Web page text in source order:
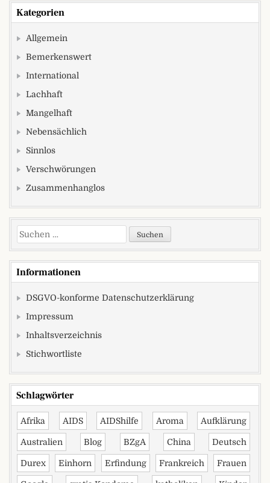
Kategorien
Allgemein
Bemerkenswert
International
Lachhaft
Mangelhaft
Nebensächlich
Sinnlos
Verschwörungen
Zusammenhanglos
Suchen nach:
Informationen
DSGVO-konforme Datenschutzerklärung
Impressum
Inhaltsverzeichnis
Stichwortliste
Schlagwörter
Afrika AIDS AIDShilfe Aroma Aufklärung
Australien Blog BZgA China Deutsch
Durex Einhorn Erfindung Frankreich Frauen